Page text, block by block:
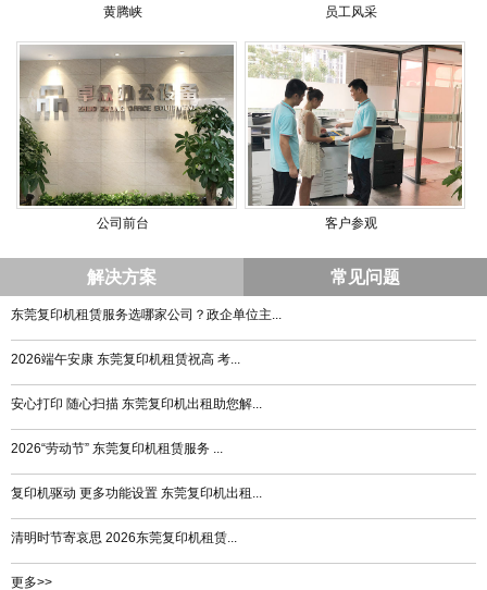
黄腾峡 员工风采
公司前台 客户参观
解决方案 常见问题
东莞复印机租赁服务选哪家公司？政企单位主...
2026端午安康 东莞复印机租赁祝高 考...
安心打印 随心扫描 东莞复印机出租助您解...
2026“劳动节” 东莞复印机租赁服务 ...
复印机驱动 更多功能设置 东莞复印机出租...
清明时节寄哀思 2026东莞复印机租赁...
更多>>